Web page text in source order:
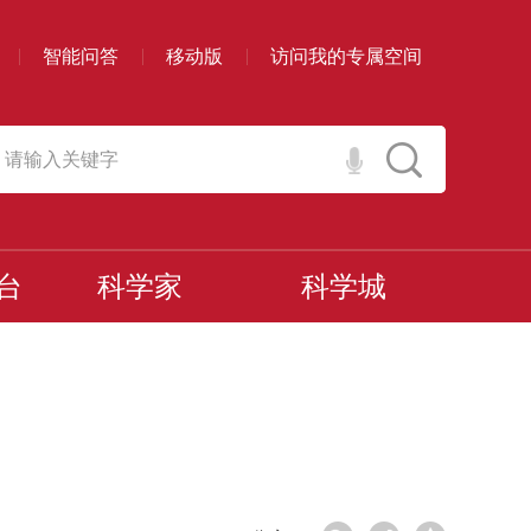
智能问答 移动版 访问我的专属空间
科学家 科学城